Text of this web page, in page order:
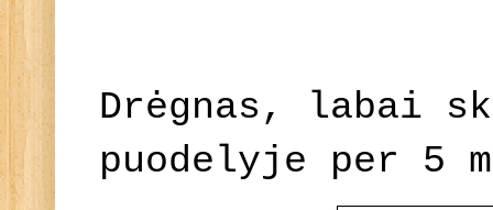
Drėgnas, labai
puodelyje per 5